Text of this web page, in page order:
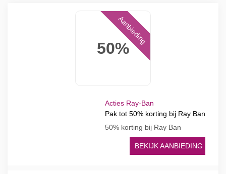
50%
Aanbieding
Acties Ray-Ban
Pak tot 50% korting bij Ray Ban
50% korting bij Ray Ban
BEKIJK AANBIEDING